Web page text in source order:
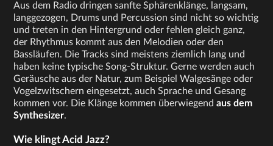
Aus dem Radio dringen sanfte Sphärenklänge, langsam,
langgezogen, Drums und Percussion sind nicht so wichtig
und treten in den Hintergrund oder fehlen gleich ganz,
der Rhythmus kommt aus den Melodien oder den
Bassläufen. Die Tracks sind meistens ziemlich lang und
haben keine typische Song-Struktur. Gerne werden auch
Geräusche aus der Natur, zum Beispiel Walgesänge oder
Vogelzwitschern eingesetzt, auch Sprache und Gesang
kommen vor. Die Klänge kommen überwiegendaus dem
Synthesizer.
Wie klingt Acid Jazz?